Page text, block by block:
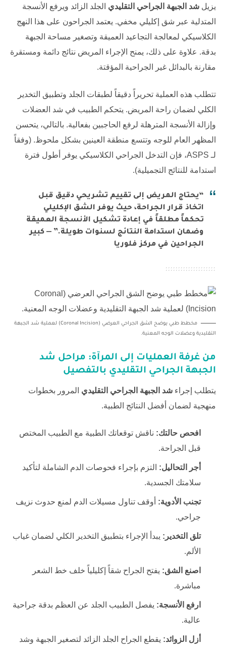
يزيل شد الجبهة الجراحي التقليدي الجلد الزائد ويرفع الأنسجة
المتدلية عبر شق إكليلي مخفي. يعتمد الجراحون على هذا النهج
الكلاسيكي لمعالجة التجاعيد العميقة وتصغير مساحة الجبهة
بدقة. علاوة على ذلك، يمنح الإجراء المريض نتائج دائمة ومستقرة
مقارنة بالبدائل غير الجراحية المؤقتة.
تتطلب هذه العملية تحريراً دقيقاً لطبقات الجلد وتطبيق التخدير
الكلي لضمان راحة المريض. يتحكم الطبيب في شد العضلات
وإزالة الأنسجة المترهلة لرفع الحاجبين بفعالية. بالتالي، يتحسن
المظهر العام للوجه وتتسع منطقة العينين بشكل ملحوظ. (وفقاً
لـ ASPS، فإن التدخل الجراحي الكلاسيكي يوفر أطول فترة
استدامة للنتائج التجميلية).
“يحتاج المريض إلى تقييم تشريحي دقيق قبل
اتخاذ قرار الجراحة، حيث يوفر الشق الإكليلي
تحكماً مطلقاً في إعادة تشكيل الأنسجة العميقة
وضمان استدامة النتائج لسنوات طويلة.” — كبير
الجراحين في مركز فلوريا
مخطط طبي يوضح الشق الجراحي العرضي (Coronal Incision) لعملية شد الجبهة
التقليدية وعضلات الوجه المعنية.
من غرفة العمليات إلى المرآة: مراحل شد
الجبهة الجراحي التقليدي بالتفصيل
يتطلب إجراء شد الجبهة الجراحي التقليدي المرور بخطوات
منهجية لضمان أفضل النتائج الطبية.
افحص حالتك: ناقش توقعاتك الطبية مع الطبيب المختص
قبل الجراحة.
أجر التحاليل: التزم بإجراء فحوصات الدم الشاملة لتأكيد
سلامتك الجسدية.
تجنب الأدوية: أوقف تناول مسيلات الدم لمنع حدوث نزيف
جراحي.
تلق التخدير: يبدأ الإجراء بتطبيق التخدير الكلي لضمان غياب
الألم.
اصنع الشق: يفتح الجراح شقاً إكليلياً خلف خط الشعر
مباشرة.
ارفع الأنسجة: يفصل الطبيب الجلد عن العظم بدقة جراحية
عالية.
أزل الزوائد: يقطع الجراح الجلد الزائد لتصغير الجبهة وشد